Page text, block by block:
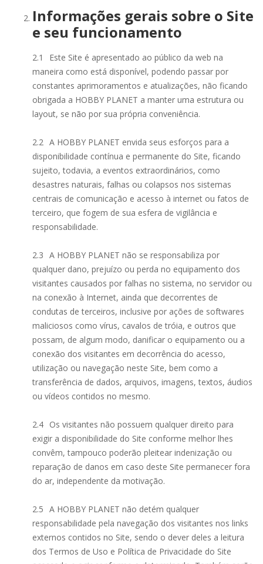
Informações gerais sobre o Site
e seu funcionamento
2.1
Este Site é apresentado ao público da web na
maneira como está disponível, podendo passar por
constantes aprimoramentos e atualizações, não ficando
obrigada a HOBBY PLANET a manter uma estrutura ou
layout, se não por sua própria conveniência.
2.2 A HOBBY PLANET envida seus esforços para a
disponibilidade contínua e permanente do Site, ficando
sujeito, todavia, a eventos extraordinários, como
desastres naturais, falhas ou colapsos nos sistemas
centrais de comunicação e acesso à internet ou fatos de
terceiro, que fogem de sua esfera de vigilância e
responsabilidade.
2.3 A HOBBY PLANET não se responsabiliza por
qualquer dano, prejuízo ou perda no equipamento dos
visitantes causados por falhas no sistema, no servidor ou
na conexão à Internet, ainda que decorrentes de
condutas de terceiros, inclusive por ações de softwares
maliciosos como vírus, cavalos de tróia, e outros que
possam, de algum modo, danificar o equipamento ou a
conexão dos visitantes em decorrência do acesso,
utilização ou navegação neste Site, bem como a
transferência de dados, arquivos, imagens, textos, áudios
ou vídeos contidos no mesmo.
2.4 Os visitantes não possuem qualquer direito para
exigir a disponibilidade do Site conforme melhor lhes
convêm, tampouco poderão pleitear indenização ou
reparação de danos em caso deste Site permanecer fora
do ar, independente da motivação.
2.5 A HOBBY PLANET não detém qualquer
responsabilidade pela navegação dos visitantes nos links
externos contidos no Site, sendo o dever deles a leitura
dos Termos de Uso e Política de Privacidade do Site